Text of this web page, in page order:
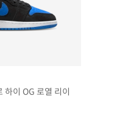
하이 OG 로열 리이